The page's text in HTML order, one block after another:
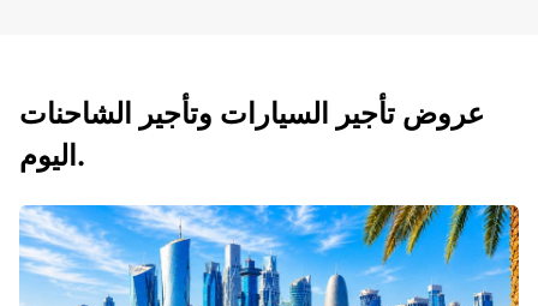
عروض تأجير السيارات وتأجير الشاحنات
اليوم.